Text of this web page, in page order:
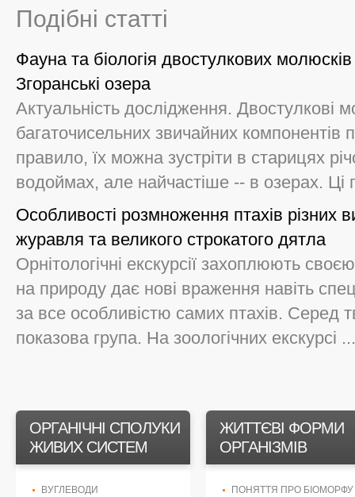
Подібні статті
Фауна та біологія двостулкових
Згоранські озера
Актуальність дослідження. Двостулкові
багаточисельних звичайних компонентів
правило, їх можна зустріти в старицях
водоймах, але найчастіше -- в озерах. Ці
Особливості розмноження птахів різних
журавля та великого строкатого дятла
Орнітологічні екскурсії захоплюють
на природу дає нові враження навіть
за все особливістю самих птахів. Серед
показова група. На зоологічних екскурсі ...
ОРГАНІЧНІ СПОЛУКИ
ЖИВИХ СИСТЕМ
ВУГЛЕВОДИ
ЖИТТЄВІ ФОРМИ
ОРГАНІЗМІВ
ПОНЯТТЯ ПРО БІОМОРФУ